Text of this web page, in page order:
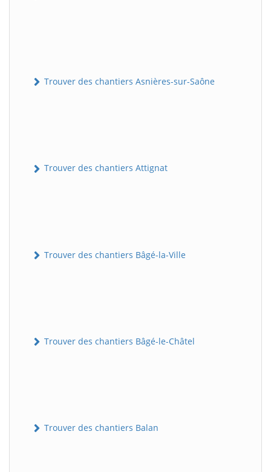
Trouver des chantiers Asnières-sur-Saône
Trouver des chantiers Attignat
Trouver des chantiers Bâgé-la-Ville
Trouver des chantiers Bâgé-le-Châtel
Trouver des chantiers Balan